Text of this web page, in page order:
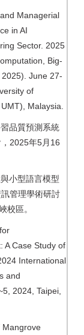
Managerial
in AI
Sector. 2025
Big-
June 27-
of
Malaysia.
品質預測系統
2025年5月 16
小型語言模型
訊管理學術研討
校區。
A Case Study of
International
and
2024, Taipei,
Mangrove